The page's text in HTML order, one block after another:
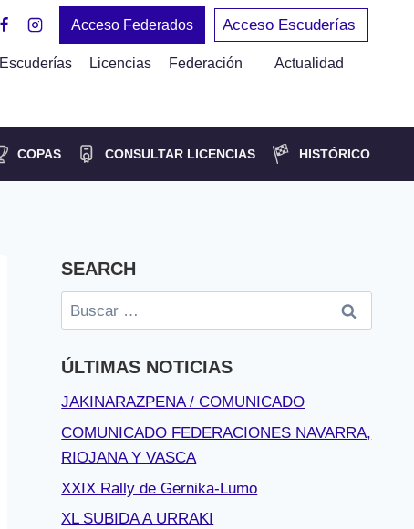
Acceso Federados Acceso Escuderías
Escuderías Licencias Federación Actualidad
COPAS CONSULTAR LICENCIAS HISTÓRICO
SEARCH
Buscar:
ÚLTIMAS NOTICIAS
JAKINARAZPENA / COMUNICADO
COMUNICADO FEDERACIONES NAVARRA,
RIOJANA Y VASCA
XXIX Rally de Gernika-Lumo
XL SUBIDA A URRAKI